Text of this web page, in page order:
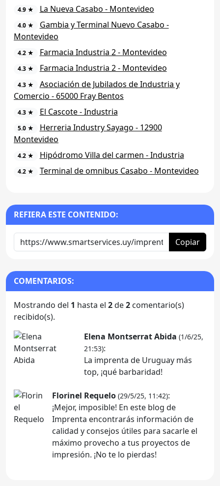
4.9 ★ La Nueva Casabo - Montevideo
4.0 ★
Gambia y Terminal Nuevo Casabo -
Montevideo
4.2 ★ Farmacia Industria 2 - Montevideo
4.3 ★ Farmacia Industria 2 - Montevideo
4.3 ★
Asociación de Jubilados de Industria y
Comercio - 65000 Fray Bentos
4.3 ★ El Cascote - Industria
5.0 ★
Herreria Industry Sayago - 12900
Montevideo
4.2 ★ Hipódromo Villa del carmen - Industria
4.2 ★ Terminal de omnibus Casabo - Montevideo
REFIERA ESTE CONTENIDO:
Copiar
COMENTARIOS:
Mostrando del 1 hasta el 2de2 comentario(s)
recibido(s).
Elena Montserrat Abida (1/6/25,
21:53):
La imprenta de Uruguay más
top, ¡qué barbaridad!
Florinel Requelo (29/5/25, 11:42):
¡Mejor, imposible! En este blog de
Imprenta encontrarás información de
calidad y consejos útiles para sacarle el
máximo provecho a tus proyectos de
impresión. ¡No te lo pierdas!